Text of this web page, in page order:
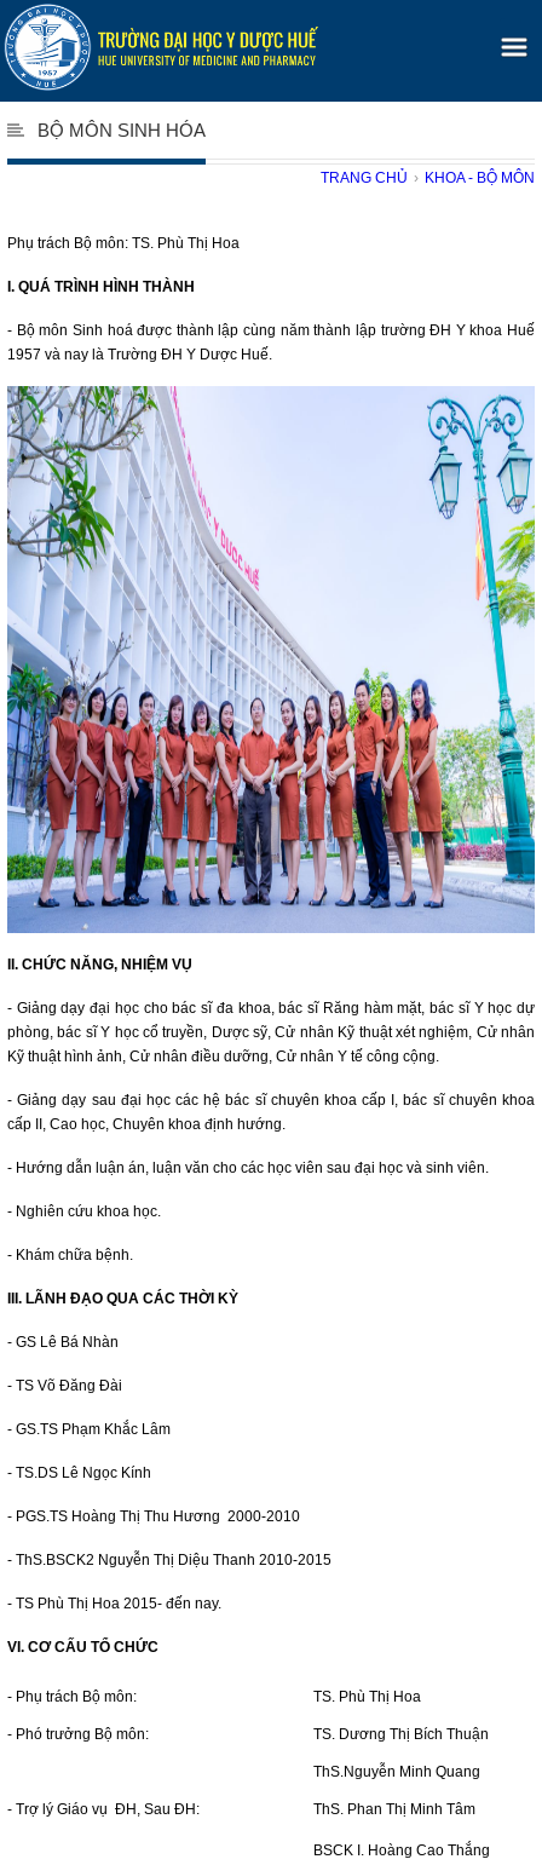
BỘ MÔN SINH HÓA
TRANG CHỦ › KHOA - BỘ MÔN
Phụ trách Bộ môn: TS. Phù Thị Hoa
I. QUÁ TRÌNH HÌNH THÀNH
- Bộ môn Sinh hoá được thành lập cùng năm thành lập trường ĐH Y khoa Huế
1957 và nay là Trường ĐH Y Dược Huế.
II. CHỨC NĂNG, NHIỆM VỤ
- Giảng dạy đại học cho bác sĩ đa khoa, bác sĩ Răng hàm mặt, bác sĩ Y học dự
phòng, bác sĩ Y học cổ truyền, Dược sỹ, Cử nhân Kỹ thuật xét nghiệm, Cử nhân
Kỹ thuật hình ảnh, Cử nhân điều dưỡng, Cử nhân Y tế công cộng.
- Giảng dạy sau đại học các hệ bác sĩ chuyên khoa cấp I, bác sĩ chuyên khoa
cấp II, Cao học, Chuyên khoa định hướng.
- Hướng dẫn luận án, luận văn cho các học viên sau đại học và sinh viên.
- Nghiên cứu khoa học.
- Khám chữa bệnh.
III. LÃNH ĐẠO QUA CÁC THỜI KỲ
- GS Lê Bá Nhàn
- TS Võ Đăng Đài
- GS.TS Phạm Khắc Lâm
- TS.DS Lê Ngọc Kính
- PGS.TS Hoàng Thị Thu Hương 2000-2010
- ThS.BSCK2 Nguyễn Thị Diệu Thanh 2010-2015
- TS Phù Thị Hoa 2015- đến nay.
VI. CƠ CẤU TỔ CHỨC
- Phụ trách Bộ môn: TS. Phù Thị Hoa
- Phó trưởng Bộ môn: TS. Dương Thị Bích Thuận
ThS.Nguyễn Minh Quang
- Trợ lý Giáo vụ ĐH, Sau ĐH: ThS. Phan Thị Minh Tâm
BSCK I. Hoàng Cao Thắng